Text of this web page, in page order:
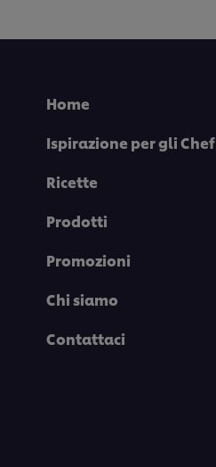
Home
Ispirazione per gli Chef
Ricette
Prodotti
Promozioni
Chi siamo
Contattaci